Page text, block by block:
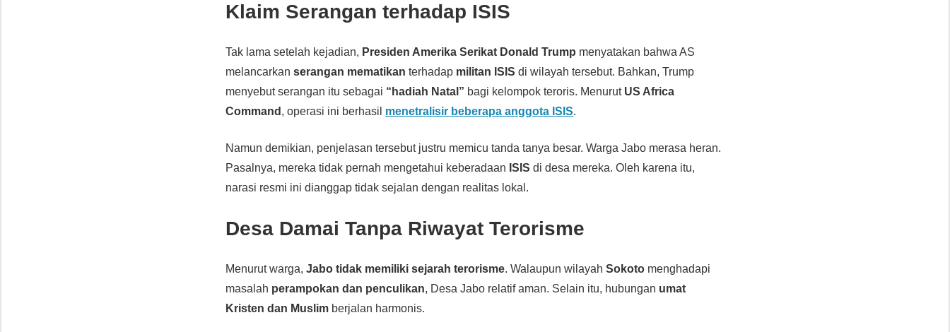
Klaim Serangan terhadap ISIS
Tak lama setelah kejadian, Presiden Amerika Serikat Donald Trump menyatakan bahwa AS
melancarkanserangan mematikan terhadap militan ISIS di wilayah tersebut. Bahkan, Trump
menyebut serangan itu sebagai “hadiah Natal” bagi kelompok teroris. Menurut US Africa
Command , operasi ini berhasil menetralisir beberapa anggota ISIS.
Namun demikian, penjelasan tersebut justru memicu tanda tanya besar. Warga Jabo merasa heran.
Pasalnya, mereka tidak pernah mengetahui keberadaan ISIS di desa mereka. Oleh karena itu,
narasi resmi ini dianggap tidak sejalan dengan realitas lokal.
Desa Damai Tanpa Riwayat Terorisme
Menurut warga,Jabo tidak memiliki sejarah terorisme. Walaupun wilayahSokoto menghadapi
masalah perampokan dan penculikan, Desa Jabo relatif aman. Selain itu, hubungan umat
Kristen dan Muslim berjalan harmonis.